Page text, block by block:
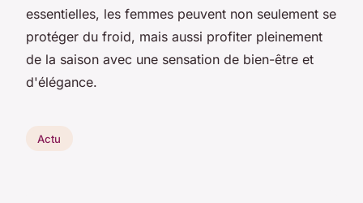
essentielles, les femmes peuvent non seulement se
protéger du froid, mais aussi profiter pleinement
de la saison avec une sensation de bien-être et
d'élégance.
Actu